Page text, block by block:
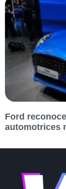
Ford
automotrices